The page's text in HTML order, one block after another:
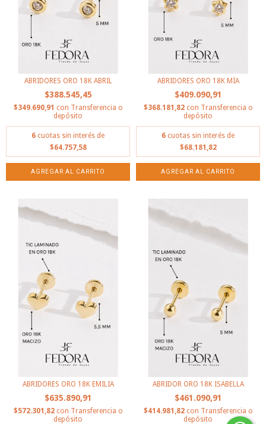
ABRIDORES ORO 18K ABRIL
$388.545,45
$349.690,91 con Transferencia o
depósito
6 cuotas sin interés de
$64.757,58
ABRIDORES ORO 18K MÍA
$409.090,91
$368.181,82 con Transferencia o
depósito
6 cuotas sin interés de
$68.181,82
ABRIDORES ORO 18K EMILIA
$635.890,91
$572.301,82 con Transferencia o
depósito
ABRIDOR ORO 18K ISABELLA
$461.090,91
$414.981,82 con Transferencia o
depósito